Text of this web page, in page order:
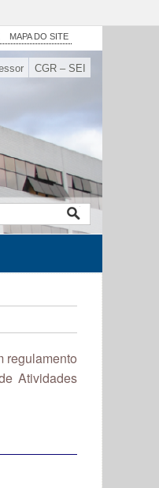
MAPA DO SITE
CGR – SEI
regulamento
Atividades